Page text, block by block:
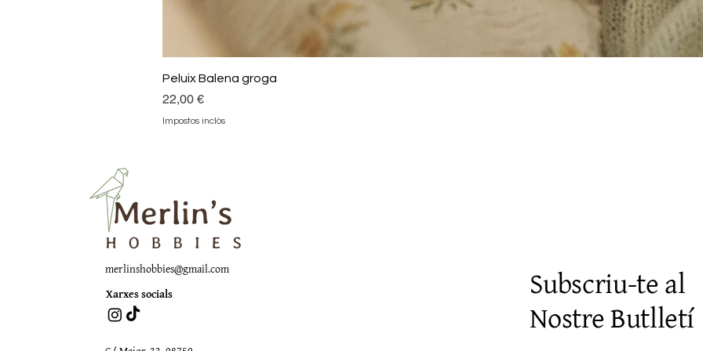
Peluix Balena groga
Preu
22,00 €
Impostos inclòs
merlinshobbies@gmail.com
Xarxes socials
Subscriu-te al
Nostre Butlletí